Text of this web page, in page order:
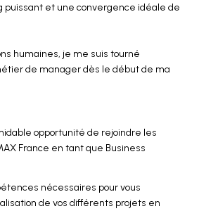
puissant et une convergence idéale de
humaines, je me suis tourné
de manager dès le début de ma
opportunité de rejoindre les
France en tant que Business
nécessaires pour vous
de vos différents projets en